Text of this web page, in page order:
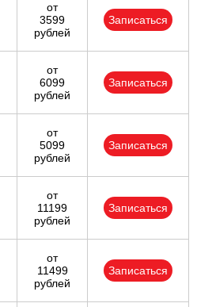
от
3599
рублей
Записаться
от
6099
рублей
Записаться
от
5099
рублей
Записаться
от
11199
рублей
Записаться
от
11499
рублей
Записаться